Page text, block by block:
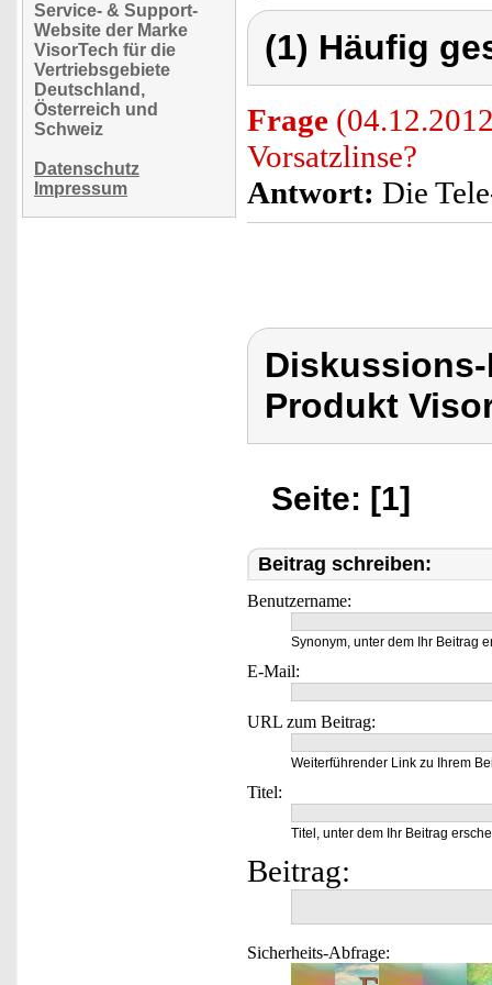
Service- & Support-
Website der Marke
VisorTech für die
Vertriebsgebiete
Deutschland,
Österreich und
Schweiz
Datenschutz
Impressum
(1) Häufig
Frage
Vorsatzlinse?
Antwort: Die
Produkt
Seite: [1]
Beitrag schreiben:
Benutzername:
Synonym, unter dem Ihr Beitrag
E-Mail:
URL zum Beitrag:
Weiterführender Link zu Ihrem
Titel:
Titel, unter dem Ihr Beitrag
Beitrag:
Sicherheits-Abfrage: